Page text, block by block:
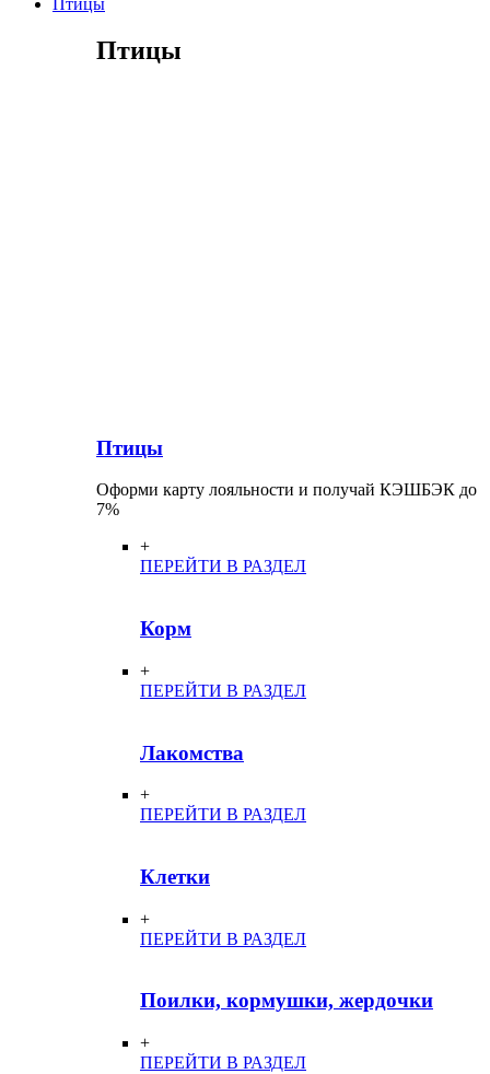
Птицы
Птицы
Птицы
Оформи карту лояльности и получай КЭШБЭК до
7%
+
ПЕРЕЙТИ В РАЗДЕЛ
Корм
+
ПЕРЕЙТИ В РАЗДЕЛ
Лакомства
+
ПЕРЕЙТИ В РАЗДЕЛ
Клетки
+
ПЕРЕЙТИ В РАЗДЕЛ
Поилки, кормушки, жердочки
+
ПЕРЕЙТИ В РАЗДЕЛ